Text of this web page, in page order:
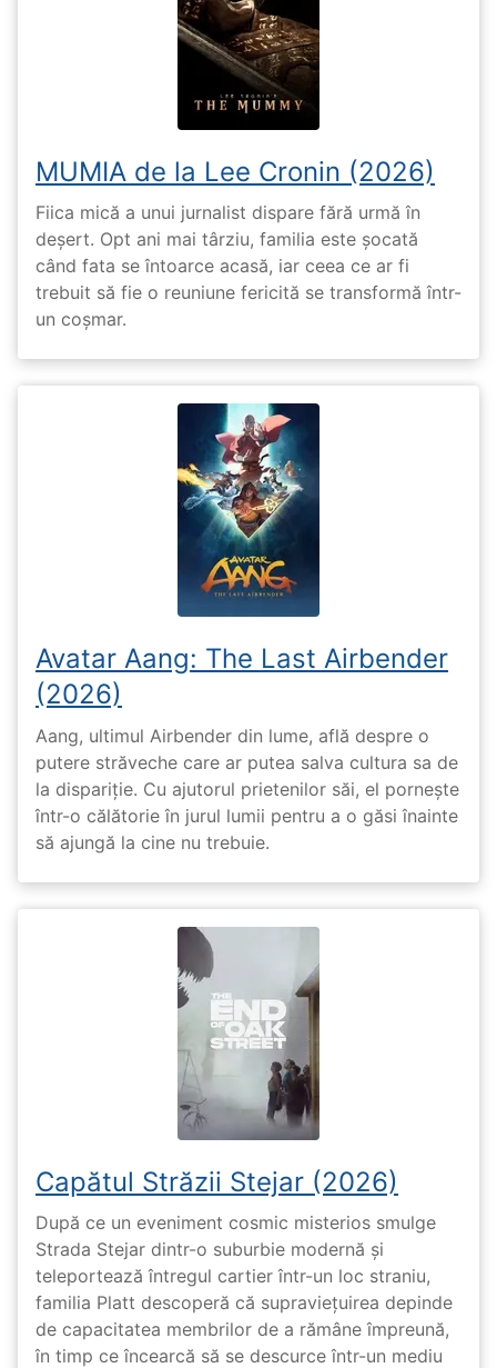
MUMIA de la Lee Cronin (2026)
Fiica mică a unui jurnalist dispare fără urmă în
deșert. Opt ani mai târziu, familia este șocată
când fata se întoarce acasă, iar ceea ce ar fi
trebuit să fie o reuniune fericită se transformă într-
un coșmar.
Avatar Aang: The Last Airbender
(2026)
Aang, ultimul Airbender din lume, află despre o
putere străveche care ar putea salva cultura sa de
la dispariție. Cu ajutorul prietenilor săi, el pornește
într-o călătorie în jurul lumii pentru a o găsi înainte
să ajungă la cine nu trebuie.
Capătul Străzii Stejar (2026)
După ce un eveniment cosmic misterios smulge
Strada Stejar dintr-o suburbie modernă și
teleportează întregul cartier într-un loc straniu,
familia Platt descoperă că supraviețuirea depinde
de capacitatea membrilor de a rămâne împreună,
în timp ce încearcă să se descurce într-un mediu